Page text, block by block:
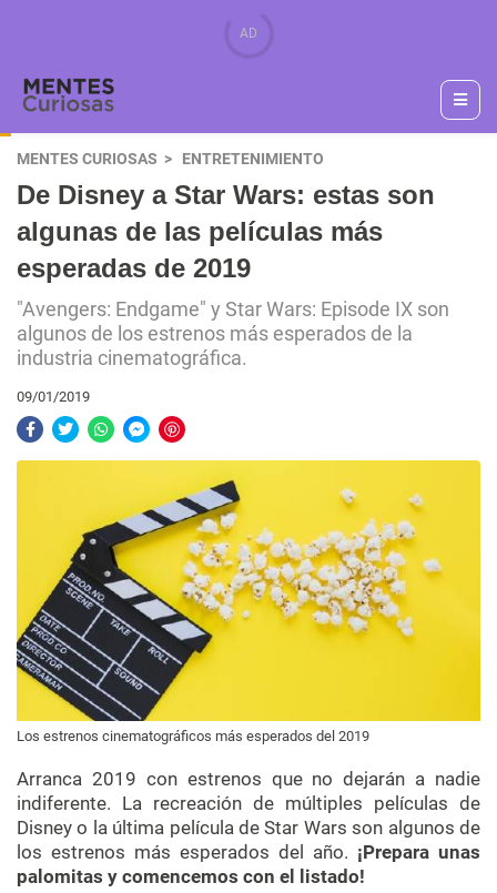
MENTES CURIOSAS ENTRETENIMIENTO
De Disney a Star Wars: estas son
algunas de las películas más
esperadas de 2019
"Avengers: Endgame" y Star Wars: Episode IX son
algunos de los estrenos más esperados de la
industria cinematográfica.
09/01/2019
Los estrenos cinematográficos más esperados del 2019
Arranca 2019 con estrenos que no dejarán a nadie
indiferente. La recreación de múltiples películas de
Disney o la última película de Star Wars son algunos de
los estrenos más esperados del año. ¡Prepara unas
palomitas y comencemos con el listado!